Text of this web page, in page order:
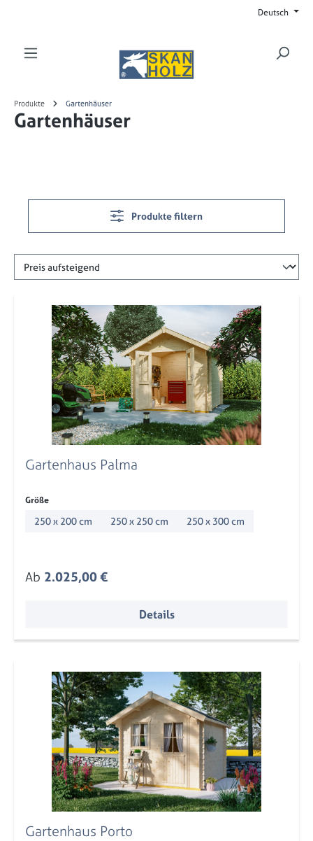
Produkte Gartenhäuser
Gartenhäuser
Produkte filtern
Gartenhaus Palma
Größeauswählen
250 x 200 cm 250 x 250 cm 250 x 300 cm
Regulärer Preis:
Ab 2.025,00 €
Details
Gartenhaus Porto
Deutsch